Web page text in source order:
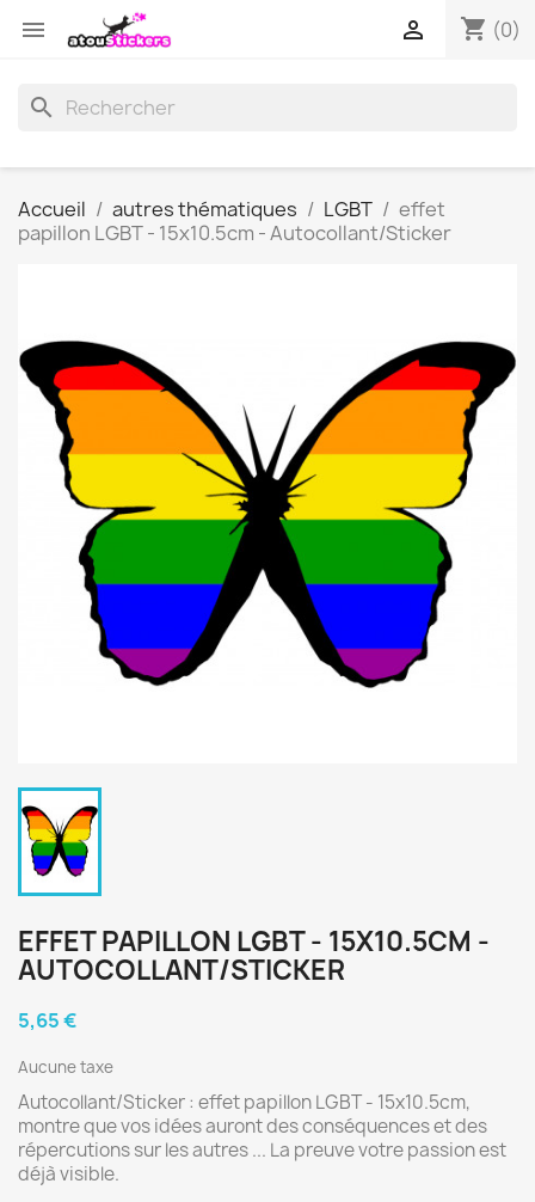
 shopping_cart (0)

search
Accueil autres thématiques LGBT
effet
papillon LGBT - 15x10.5cm - Autocollant/Sticker
EFFET PAPILLON LGBT - 15X10.5CM -
AUTOCOLLANT/STICKER
5,65 €
Aucune taxe
Autocollant/Sticker : effet papillon LGBT - 15x10.5cm,
montre que vos idées auront des conséquences et des
répercutions sur les autres ... La preuve votre passion est
déjà visible.